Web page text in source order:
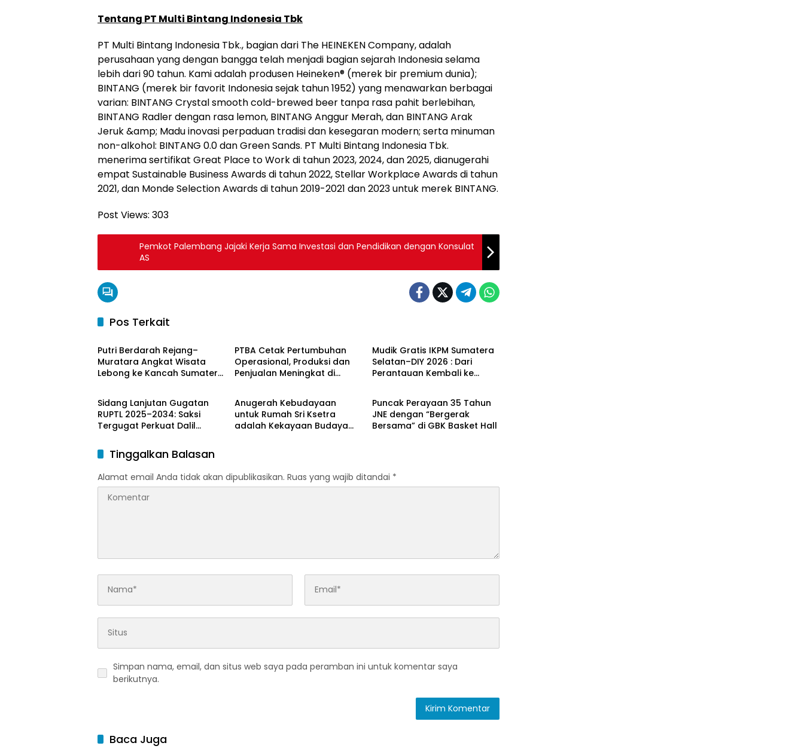
Tentang PT Multi Bintang Indonesia Tbk
PT Multi Bintang Indonesia Tbk., bagian dari The HEINEKEN Company, adalah
perusahaan yang dengan bangga telah menjadi bagian sejarah Indonesia selama
lebih dari 90 tahun. Kami adalah produsen Heineken® (merek bir premium dunia);
BINTANG (merek bir favorit Indonesia sejak tahun 1952) yang menawarkan berbagai
varian: BINTANG Crystal smooth cold-brewed beer tanpa rasa pahit berlebihan,
BINTANG Radler dengan rasa lemon, BINTANG Anggur Merah, dan BINTANG Arak
Jeruk &amp; Madu inovasi perpaduan tradisi dan kesegaran modern; serta minuman
non-alkohol: BINTANG 0.0 dan Green Sands. PT Multi Bintang Indonesia Tbk.
menerima sertifikat Great Place to Work di tahun 2023, 2024, dan 2025, dianugerahi
empat Sustainable Business Awards di tahun 2022, Stellar Workplace Awards di tahun
2021, dan Monde Selection Awards di tahun 2019-2021 dan 2023 untuk merek BINTANG.
Post Views: 303
Pemkot Palembang Jajaki Kerja Sama Investasi dan Pendidikan dengan Konsulat
AS
Pos Terkait
Nasional
Putri Berdarah Rejang–
Muratara Angkat Wisata
Lebong ke Kancah Sumatera
PTBA Cetak Pertumbuhan
Operasional, Produksi dan
Penjualan Meningkat di
Mudik Gratis IKPM Sumatera
Selatan–DIY 2026 : Dari
Perantauan Kembali ke
Harapan
Nasional
Sidang Lanjutan Gugatan
RUPTL 2025–2034: Saksi
Tergugat Perkuat Dalil
Nasional
Anugerah Kebudayaan
untuk Rumah Sri Ksetra
adalah Kekayaan Budaya
Nasional
Puncak Perayaan 35 Tahun
JNE dengan “Bergerak
Bersama” di GBK Basket Hall
Tinggalkan Balasan
Alamat email Anda tidak akan dipublikasikan. Ruas yang wajib ditandai *
Simpan nama, email, dan situs web saya pada peramban ini untuk komentar saya
berikutnya.
Baca Juga